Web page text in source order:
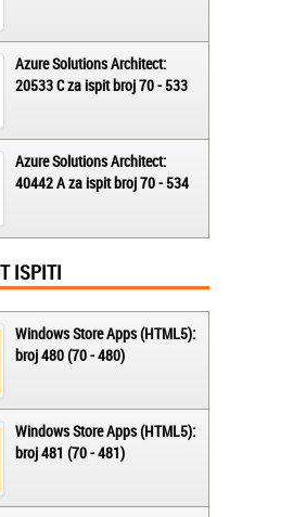
Azure Solutions Architect:
20533 C za ispit broj 70 - 533
Azure Solutions Architect:
40442 A za ispit broj 70 - 534
ISPITI
Windows Store Apps (HTML5):
broj 480 (70 - 480)
Windows Store Apps (HTML5):
broj 481 (70 - 481)